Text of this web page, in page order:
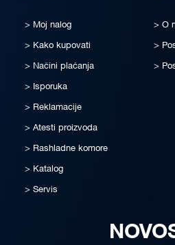
Moj nalog
Kako kupovati
Načini plaćanja
Isporuka
Reklamacije
Atesti proizvoda
Rashladne komore
Katalog
Servis
O